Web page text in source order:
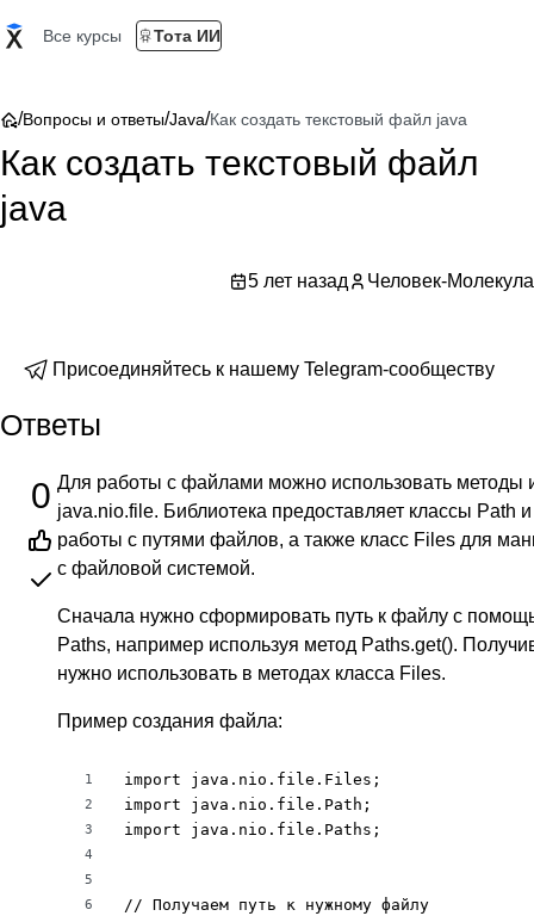
Все курсы Тота ИИ
/Вопросы и ответы/Java/Как создать текстовый файл java
Как создать текстовый файл
java
5 лет назад Человек-Молекула
Присоединяйтесь к нашему Telegram-сообществу
Ответы
0 Для работы с файлами можно использовать методы
java.nio.file. Библиотека предоставляет классы Path
работы с путями файлов, а также класс Files для
с файловой системой.
Сначала нужно сформировать путь к файлу с
Paths, например используя метод Paths.get().
нужно использовать в методах класса Files.
Пример создания файла:
1
2
3
4
5
6
import java.nio.file.Files;
import java.nio.file.Path;
import java.nio.file.Paths;
// Получаем путь к нужному файлу